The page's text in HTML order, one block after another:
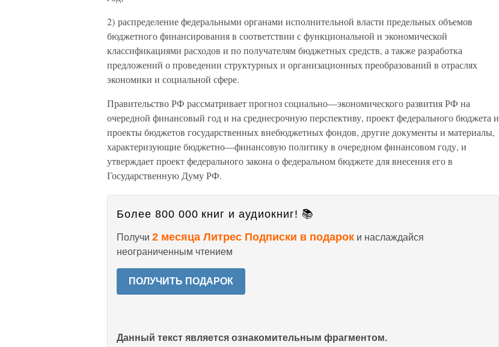
2) распределение федеральными органами исполнительной власти предельных объемов
бюджетного финансирования в соответствии с функциональной и экономической
классификациями расходов и по получателям бюджетных средств, а также разработка
предложений о проведении структурных и организационных преобразований в отраслях
экономики и социальной сфере.
Правительство РФ рассматривает прогноз социально—экономического развития РФ на
очередной финансовый год и на среднесрочную перспективу, проект федерального бюджета и
проекты бюджетов государственных внебюджетных фондов, другие документы и материалы,
характеризующие бюджетно—финансовую политику в очередном финансовом году, и
утверждает проект федерального закона о федеральном бюджете для внесения его в
Государственную Думу РФ.
Более 800 000 книг и аудиокниг! 📚
Получи 2 месяца Литрес Подписки в подарок и наслаждайся
неограниченным чтением
ПОЛУЧИТЬ ПОДАРОК
Данный текст является ознакомительным фрагментом.